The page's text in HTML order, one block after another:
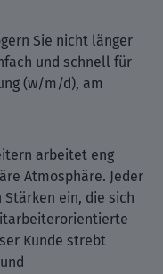
Sie nicht länger
und schnell für
(w/m/d), am
arbeitet eng
Atmosphäre. Jeder
ein, die sich
Kunde strebt